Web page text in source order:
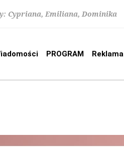
Cypriana, Emiliana, Dominika
PROGRAM Reklama